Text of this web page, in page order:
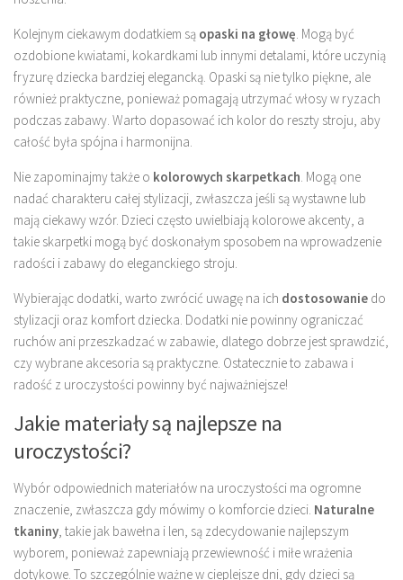
Kolejnym ciekawym dodatkiem są opaski na głowę . Mogą być
ozdobione kwiatami, kokardkami lub innymi detalami, które uczynią
fryzurę dziecka bardziej elegancką. Opaski są nie tylko piękne, ale
również praktyczne, ponieważ pomagają utrzymać włosy w ryzach
podczas zabawy. Warto dopasować ich kolor do reszty stroju, aby
całość była spójna i harmonijna.
Nie zapominajmy także o kolorowych skarpetkach . Mogą one
nadać charakteru całej stylizacji, zwłaszcza jeśli są wystawne lub
mają ciekawy wzór. Dzieci często uwielbiają kolorowe akcenty, a
takie skarpetki mogą być doskonałym sposobem na wprowadzenie
radości i zabawy do eleganckiego stroju.
Wybierając dodatki, warto zwrócić uwagę na ich dostosowanie do
stylizacji oraz komfort dziecka. Dodatki nie powinny ograniczać
ruchów ani przeszkadzać w zabawie, dlatego dobrze jest sprawdzić,
czy wybrane akcesoria są praktyczne. Ostatecznie to zabawa i
radość z uroczystości powinny być najważniejsze!
Jakie materiały są najlepsze na
uroczystości?
Wybór odpowiednich materiałów na uroczystości ma ogromne
znaczenie, zwłaszcza gdy mówimy o komforcie dzieci. Naturalne
tkaniny , takie jak bawełna i len, są zdecydowanie najlepszym
wyborem, ponieważ zapewniają przewiewność i miłe wrażenia
dotykowe. To szczególnie ważne w cieplejsze dni, gdy dzieci są